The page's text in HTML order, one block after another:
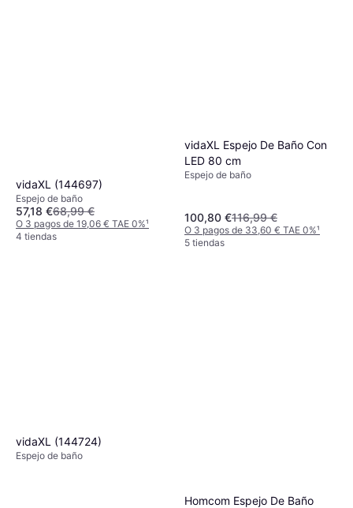
vidaXL (144697)
Espejo de baño
57,18 €68,99 €
O 3 pagos de 19,06 € TAE 0%¹
4 tiendas
vidaXL Espejo De Baño Con
LED 80 cm
Espejo de baño
100,80 €116,99 €
O 3 pagos de 33,60 € TAE 0%¹
5 tiendas
vidaXL (144724)
Espejo de baño
Homcom Espejo De Baño